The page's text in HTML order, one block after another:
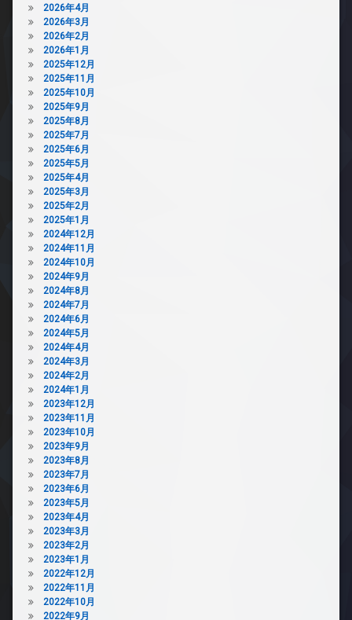
2026年4月
2026年3月
2026年2月
2026年1月
2025年12月
2025年11月
2025年10月
2025年9月
2025年8月
2025年7月
2025年6月
2025年5月
2025年4月
2025年3月
2025年2月
2025年1月
2024年12月
2024年11月
2024年10月
2024年9月
2024年8月
2024年7月
2024年6月
2024年5月
2024年4月
2024年3月
2024年2月
2024年1月
2023年12月
2023年11月
2023年10月
2023年9月
2023年8月
2023年7月
2023年6月
2023年5月
2023年4月
2023年3月
2023年2月
2023年1月
2022年12月
2022年11月
2022年10月
2022年9月